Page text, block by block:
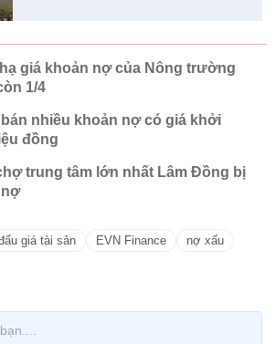
giá khoản nợ của Nông trường
1/4
nhiều khoản nợ có giá khởi
đồng
trung tâm lớn nhất Lâm Đồng bị
giá tài sản EVN Finance nợ xấu